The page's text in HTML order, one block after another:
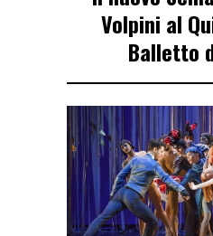
Volpini al
Balletto